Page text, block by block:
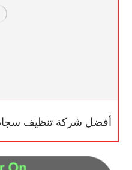
أفضل شركة تنظيف سجاد في